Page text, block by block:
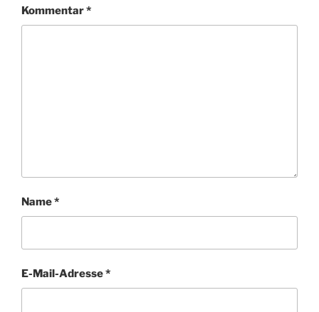
Kommentar*
Name*
E-Mail-Adresse*